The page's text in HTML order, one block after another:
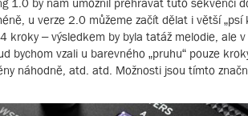
1.0 by nám umožnil přehrávat tuto sekvenci
u verze 2.0 můžeme začít dělat i větší „psí
kroky – výsledkem by byla tatáž melodie, ale
bychom vzali u barevného „pruhu“ pouze
náhodně, atd. atd. Možnosti jsou tímto